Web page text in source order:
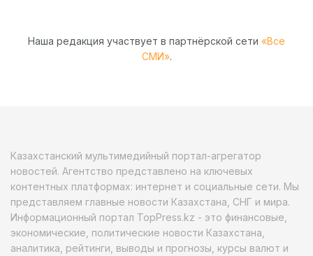
Наша редакция участвует в партнёрской сети «Все
СМИ».
Казахстанский мультимедийный портал-агрегатор
новостей. Агентство представлено на ключевых
контентных платформах: интернет и социальные сети. Мы
представляем главные новости Казахстана, СНГ и мира.
Информационный портал TopPress.kz - это финансовые,
экономические, политические новости Казахстана,
аналитика, рейтинги, выводы и прогнозы, курсы валют и